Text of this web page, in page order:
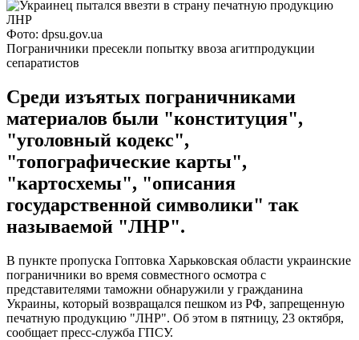
Фото: dpsu.gov.ua
Пограничники пресекли попытку ввоза агитпродукции
сепаратистов
Среди изъятых пограничниками
материалов были "конституция",
"уголовный кодекс",
"топографические карты",
"картосхемы", "описания
государственной символики" так
называемой "ЛНР".
В пункте пропуска Гоптовка Харьковская области украинские
пограничники во время совместного осмотра с
представителями таможни обнаружили у гражданина
Украины, который возвращался пешком из РФ, запрещенную
печатную продукцию "ЛНР". Об этом в пятницу, 23 октября,
сообщает пресс-служба ГПСУ.